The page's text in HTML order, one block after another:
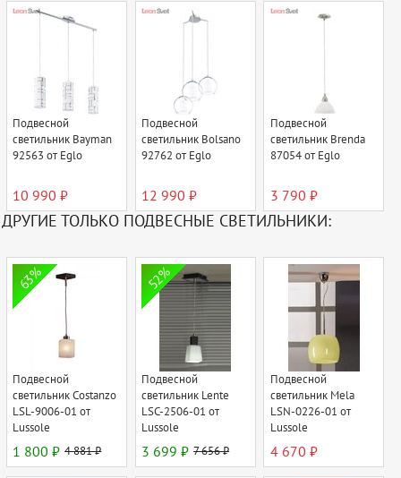
Подвесной
светильник Bayman
92563 от Eglo
10 990 ₽
Подвесной
светильник Bolsano
92762 от Eglo
12 990 ₽
Подвесной
светильник Brenda
87054 от Eglo
3 790 ₽
ДРУГИЕ ТОЛЬКО ПОДВЕСНЫЕ СВЕТИЛЬНИКИ:
63%
Подвесной
светильник Costanzo
LSL-9006-01 от
Lussole
1 800 ₽ 4 881 ₽
52%
Подвесной
светильник Lente
LSC-2506-01 от
Lussole
3 699 ₽ 7 656 ₽
Подвесной
светильник Mela
LSN-0226-01 от
Lussole
4 670 ₽